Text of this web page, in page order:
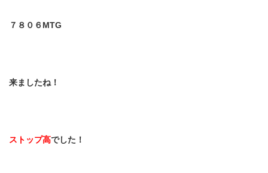
７８０６ MTG
来ましたね！
ストップ高でした！